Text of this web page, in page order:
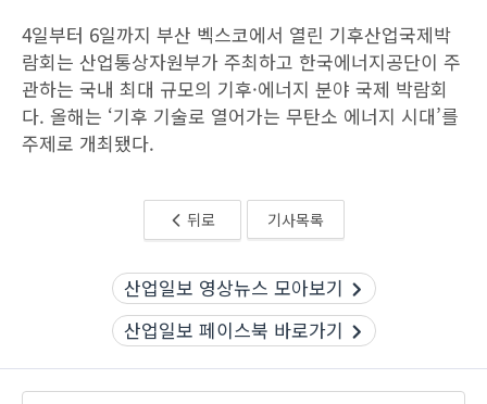
4일부터 6일까지 부산 벡스코에서 열린 기후산업국제박
람회는 산업통상자원부가 주최하고 한국에너지공단이 주
관하는 국내 최대 규모의 기후·에너지 분야 국제 박람회
다. 올해는 ‘기후 기술로 열어가는 무탄소 에너지 시대’를
주제로 개최됐다.
뒤로 기사목록
산업일보 영상뉴스 모아보기
산업일보 페이스북 바로가기